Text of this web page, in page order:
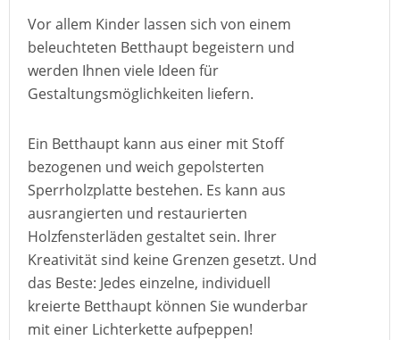
Vor allem Kinder lassen sich von einem
beleuchteten Betthaupt begeistern und
werden Ihnen viele Ideen für
Gestaltungsmöglichkeiten liefern.
Ein Betthaupt kann aus einer mit Stoff
bezogenen und weich gepolsterten
Sperrholzplatte bestehen. Es kann aus
ausrangierten und restaurierten
Holzfensterläden gestaltet sein. Ihrer
Kreativität sind keine Grenzen gesetzt. Und
das Beste: Jedes einzelne, individuell
kreierte Betthaupt können Sie wunderbar
mit einer Lichterkette aufpeppen!